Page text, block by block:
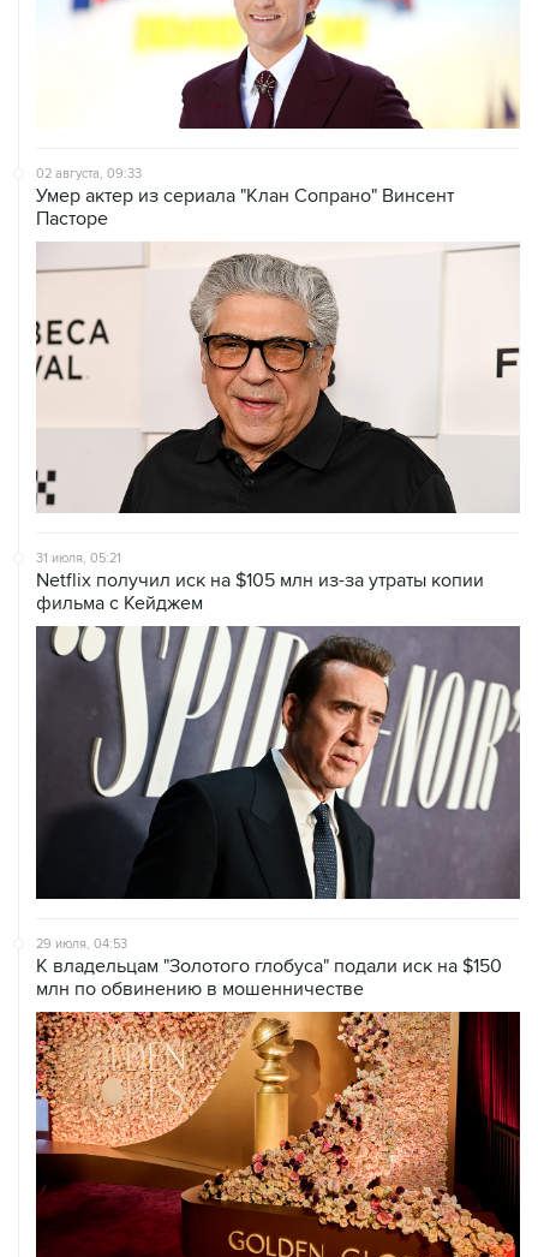
02 августа, 09:33
Умер актер из сериала "Клан Сопрано" Винсент
Пасторе
31 июля, 05:21
Netflix получил иск на $105 млн из-за утраты копии
фильма с Кейджем
29 июля, 04:53
К владельцам "Золотого глобуса" подали иск на $150
млн по обвинению в мошенничестве